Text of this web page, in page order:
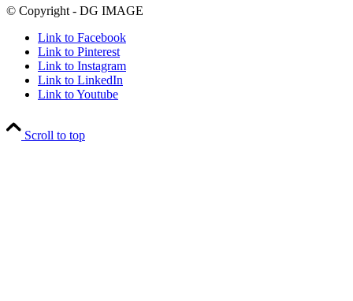
© Copyright - DG IMAGE
Link to Facebook
Link to Pinterest
Link to Instagram
Link to LinkedIn
Link to Youtube
Scroll to top